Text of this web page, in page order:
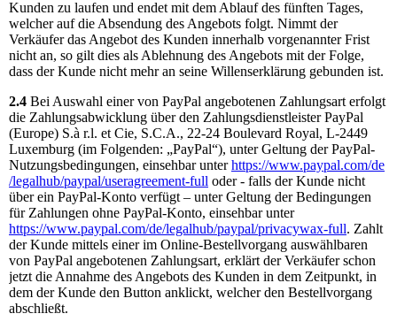
Kunden zu laufen und endet mit dem Ablauf des fünften Tages,
welcher auf die Absendung des Angebots folgt. Nimmt der
Verkäufer das Angebot des Kunden innerhalb vorgenannter Frist
nicht an, so gilt dies als Ablehnung des Angebots mit der Folge,
dass der Kunde nicht mehr an seine Willenserklärung gebunden ist.
2.4 Bei Auswahl einer von PayPal angebotenen Zahlungsart erfolgt
die Zahlungsabwicklung über den Zahlungsdienstleister PayPal
(Europe) S.à r.l. et Cie, S.C.A., 22-24 Boulevard Royal, L-2449
Luxemburg (im Folgenden: „PayPal“), unter Geltung der PayPal-
Nutzungsbedingungen, einsehbar unterhttps://www.paypal.com/de
/legalhub/paypal/useragreement-full oder - falls der Kunde nicht
über ein PayPal-Konto verfügt – unter Geltung der Bedingungen
für Zahlungen ohne PayPal-Konto, einsehbar unter
https://www.paypal.com/de/legalhub/paypal/privacywax-full. Zahlt
der Kunde mittels einer im Online-Bestellvorgang auswählbaren
von PayPal angebotenen Zahlungsart, erklärt der Verkäufer schon
jetzt die Annahme des Angebots des Kunden in dem Zeitpunkt, in
dem der Kunde den Button anklickt, welcher den Bestellvorgang
abschließt.